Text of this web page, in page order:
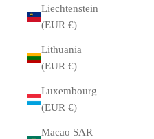
Liechtenstein
(EUR €)
Lithuania
(EUR €)
Luxembourg
(EUR €)
Macao SAR